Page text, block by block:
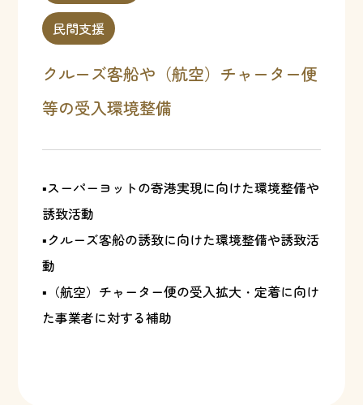
民間支援
クルーズ客船や（航空）チャーター便
等の受入環境整備
▪スーパーヨットの寄港実現に向けた環境整備や
誘致活動
▪クルーズ客船の誘致に向けた環境整備や誘致活
動
▪（航空）チャーター便の受入拡大・定着に向け
た事業者に対する補助